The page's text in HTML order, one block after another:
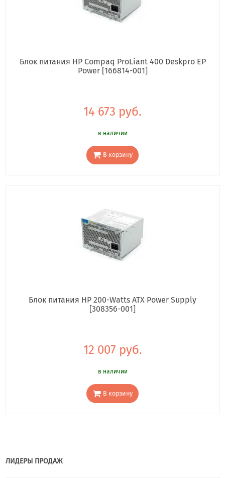
Блок питания HP Compaq ProLiant 400 Deskpro EP
Power [166814-001]
14 673 руб.
в наличии
В корзину
Блок питания HP 200-Watts ATX Power Supply
[308356-001]
12 007 руб.
в наличии
В корзину
ЛИДЕРЫ ПРОДАЖ